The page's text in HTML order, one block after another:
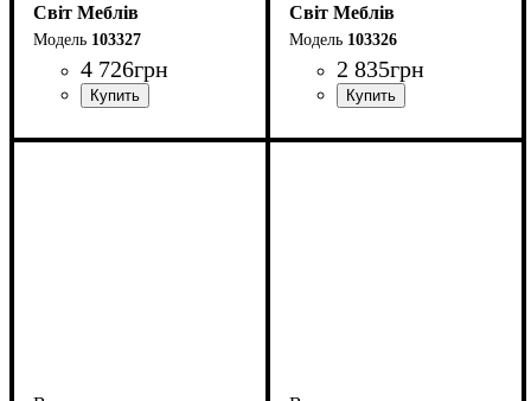
Світ Меблів
103327
4 726грн
Світ Меблів
103326
2 835грн